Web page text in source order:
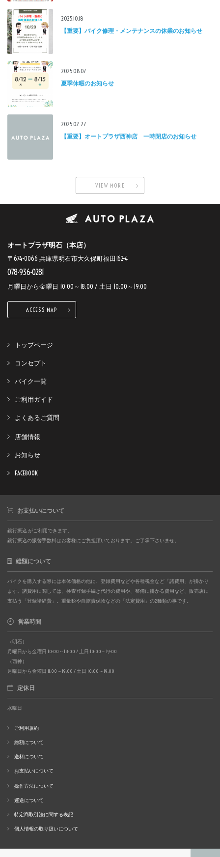
2025.10.18
【重要】バイク修理・メンテナンスの休業のお知らせ
2025.08.07
夏季休暇のお知らせ
2025.02.27
【重要】オートプラザ西神店 一時閉店のお知らせ
VIEW MORE
オートプラザ明石（本店）
〒674-0066 兵庫県明石市大久保町福田162-4
078-936-0281
月曜日から金曜日 10:00～18:00 / 土日 10:00～19:00
ACCESS MAP
トップページ
コンセプト
バイク一覧
ご利用ガイド
よくあるご質問
店舗情報
お知らせ
FACEBOOK
お支払いについて
銀行振込 がご利用できます。
銀行振込の振替手数料はお客様にご負担頂いております。ご了承下さいませ。
総額について
バイクを購入する際には本体価格の他に、登録費用などや各種税金など「諸費用」が掛かり
ます。諸費用に関しては、検査登録手続き代行の費用や、整備に掛かる費用など、販売店に
支払う「登録諸経費」。重量税や自賠責保険などの「法定費用」の2種類の事です。
営業時間
（明石）
月曜日から金曜日 10:00～18:00 / 土日 10:00～19:00
（西神）
月曜日から金曜日 11:00～19:00 / 土日 10:00～19:00
定休日
水曜日
ご利用規約
総額について
送料について
お支払いについて
操作方法について
運送について
特定商取引法に関する表記
個人情報の取り扱いについて